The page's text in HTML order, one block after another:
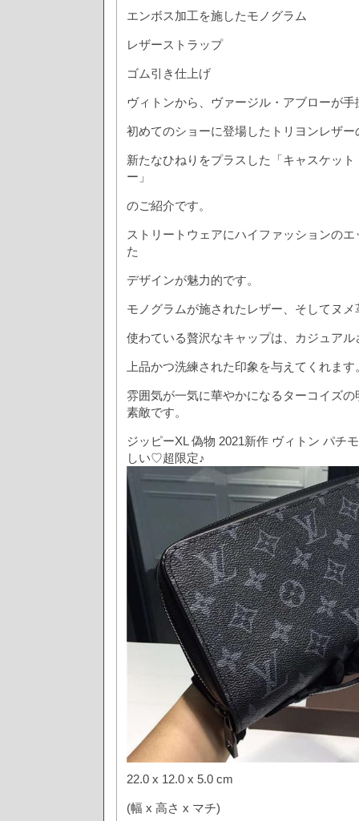
エンボス加工を施したモノグラム
レザーストラップ
ゴム引き仕上げ
ヴィトンから、ヴァージル・アブローが手
初めてのショーに登場したトリヨンレザー
新たなひねりをプラスした「キャスケッ
ー」
のご紹介です。
ストリートウェアにハイファッションの
た
デザインが魅力的です。
モノグラムが施されたレザー、そしてヌ
使わている贅沢なキャップは、カジュア
上品かつ洗練された印象を与えてくれます
雰囲気が一気に華やかになるターコイズ
素敵です。
ジッピーXL 偽物 2021新作 ヴィトン パチ
しい♡超限定♪
22.0 x 12.0 x 5.0 cm
(幅 x 高さ x マチ)